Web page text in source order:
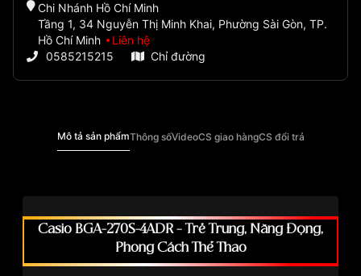
Chi Nhánh Hồ Chí Minh
Tầng 1, 34 Nguyễn Thị Minh Khai, Phường Sài Gòn, TP.
Hồ Chí Minh
Liên hệ
0585215215
Chỉ đường
Mô tả sản phẩmThông sốVideoCS giao hàngCS đổi trả
Casio BGA-270S-4ADR – Trẻ Trung, Năng Động,
Phong Cách Thể Thao